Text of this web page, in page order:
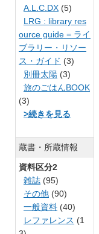
A.L.C.DX (5)
LRG : library res
ource guide = ライ
ブラリー・リソー
ス・ガイド (3)
別冊太陽 (3)
旅のごはんBOOK
(3)
>続きを見る
蔵書・所蔵情報
資料区分2
雑誌 (95)
その他 (90)
一般資料 (40)
レファレンス (1